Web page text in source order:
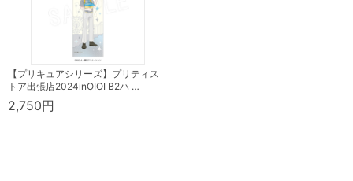
【プリキュアシリーズ】プリティス
トア出張店2024inOIOI B2ハ …
2,750円